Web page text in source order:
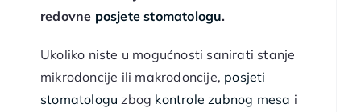
redovne posjete stomatologu.
Ukoliko niste u mogućnosti sanirati stanje
mikrodoncije ili makrodoncije, posjeti
stomatologu zbog kontrole zubnog mesa i